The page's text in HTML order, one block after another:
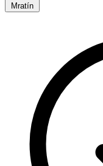
Mratín